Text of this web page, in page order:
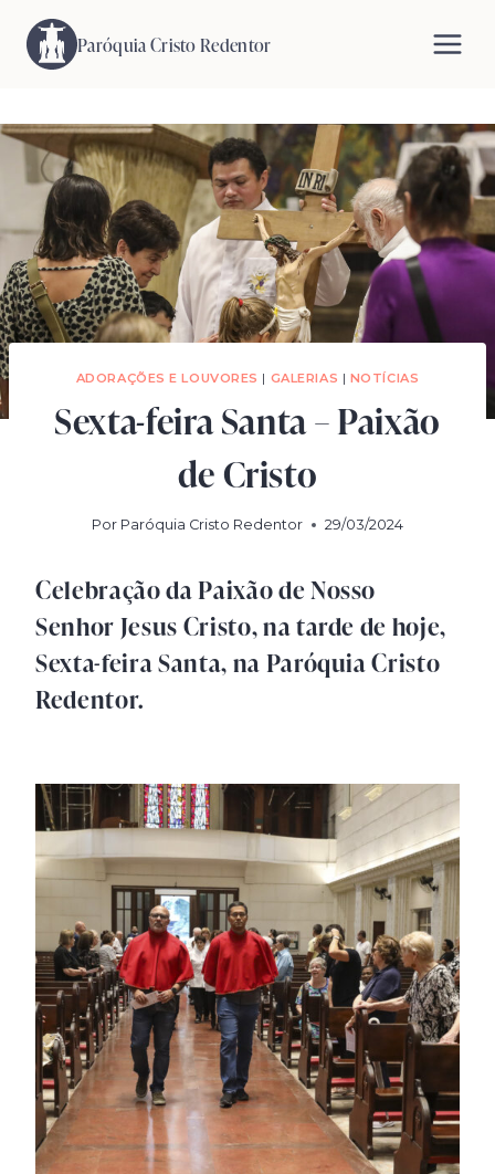
para
Paróquia Cristo Redentor
ADORAÇÕES E LOUVORES | GALERIAS | NOTÍCIAS
Sexta-feira Santa – Paixão
de Cristo
Por Paróquia Cristo Redentor 29/03/2024
Celebração da Paixão de Nosso
Senhor Jesus Cristo, na tarde de hoje,
Sexta-feira Santa, na Paróquia Cristo
Redentor.